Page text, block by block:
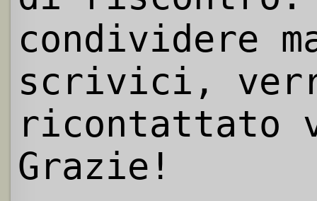
condividere
scrivici,
ricontattato
Grazie!